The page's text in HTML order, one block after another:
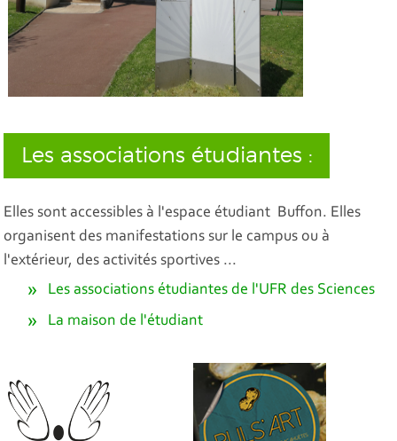
Les associations étudiantes :
Elles sont accessibles à l'espace étudiant Buffon. Elles
organisent des manifestations sur le campus ou à
l'extérieur, des activités sportives ...
Les associations étudiantes de l'UFR des Sciences
La maison de l'étudiant